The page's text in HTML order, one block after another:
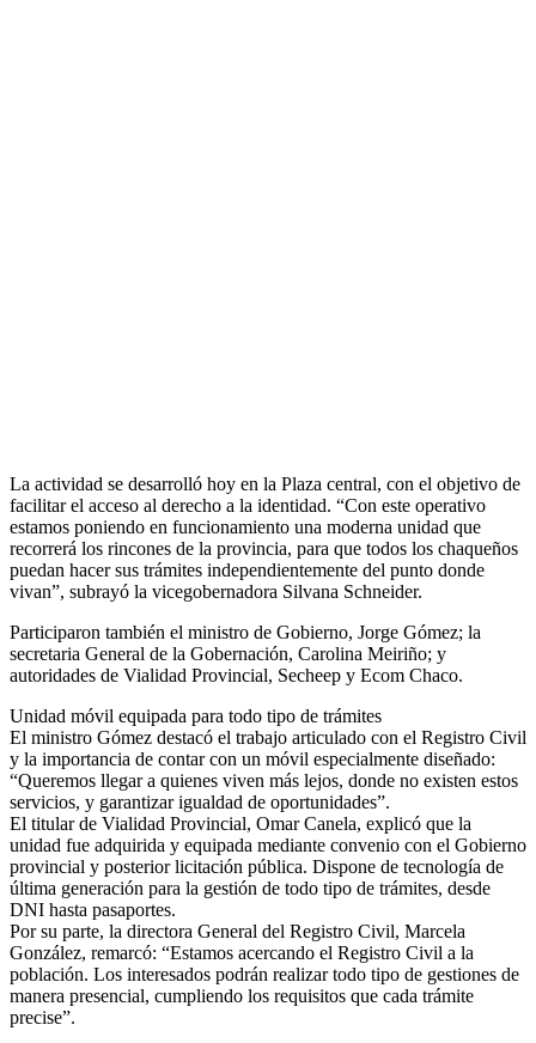
La actividad se desarrolló hoy en la Plaza central, con el objetivo de
facilitar el acceso al derecho a la identidad. “Con este operativo
estamos poniendo en funcionamiento una moderna unidad que
recorrerá los rincones de la provincia, para que todos los chaqueños
puedan hacer sus trámites independientemente del punto donde
vivan”, subrayó la vicegobernadora Silvana Schneider.
Participaron también el ministro de Gobierno, Jorge Gómez; la
secretaria General de la Gobernación, Carolina Meiriño; y
autoridades de Vialidad Provincial, Secheep y Ecom Chaco.
Unidad móvil equipada para todo tipo de trámites
El ministro Gómez destacó el trabajo articulado con el Registro Civil
y la importancia de contar con un móvil especialmente diseñado:
“Queremos llegar a quienes viven más lejos, donde no existen estos
servicios, y garantizar igualdad de oportunidades”.
El titular de Vialidad Provincial, Omar Canela, explicó que la
unidad fue adquirida y equipada mediante convenio con el Gobierno
provincial y posterior licitación pública. Dispone de tecnología de
última generación para la gestión de todo tipo de trámites, desde
DNI hasta pasaportes.
Por su parte, la directora General del Registro Civil, Marcela
González, remarcó: “Estamos acercando el Registro Civil a la
población. Los interesados podrán realizar todo tipo de gestiones de
manera presencial, cumpliendo los requisitos que cada trámite
precise”.